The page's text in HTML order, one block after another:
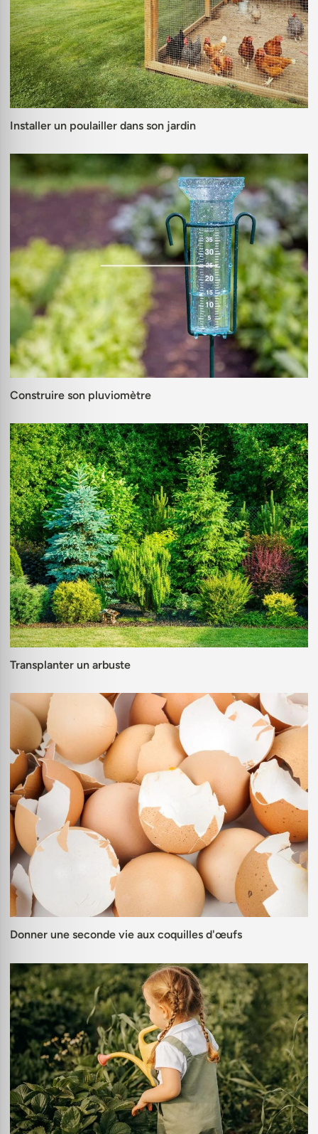
Installer un poulailler dans son jardin
Construire son pluviomètre
Transplanter un arbuste
Donner une seconde vie aux coquilles d'œufs